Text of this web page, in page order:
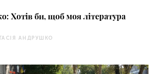
Хотів би, щоб моя література
АНДРУШКО